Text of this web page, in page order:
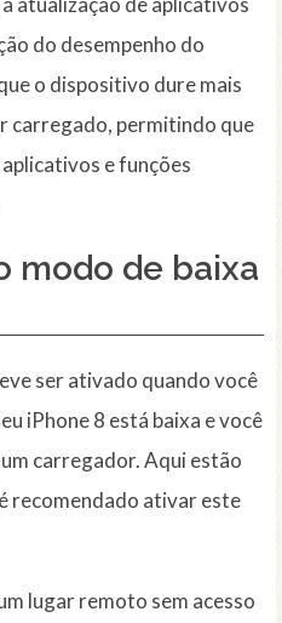
do desempenho do
o dispositivo dure mais
carregado, permitindo que
e funções
modo de baixa
ser ativado quando você
iPhone 8 está baixa e você
carregador. Aqui estão
recomendado ativar este
lugar remoto sem acesso